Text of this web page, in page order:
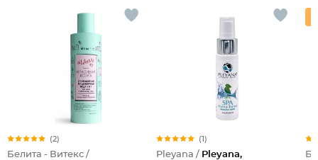
(2)
Белита - Витекс /
(1)
Pleyana / Pleyana,